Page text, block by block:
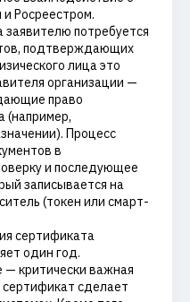
Росреестром.
потребуется
подтверждающих
лица это
организации —
право
(например,
Процесс
в
и последующее
записывается на
(токен или смарт-
сертификата
один год.
— критически важная
сертификат сделает